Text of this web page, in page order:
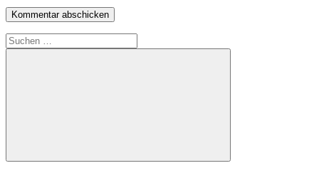
Suchen
nach:
Suchen